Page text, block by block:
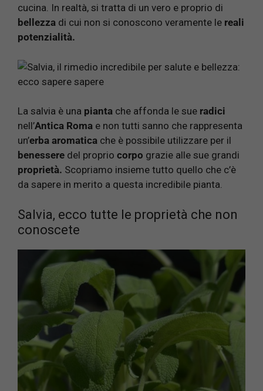
cucina. In realtà, si tratta di un vero e proprio di
bellezza di cui non si conoscono veramente le reali
potenzialità.
La salvia è una pianta che affonda le sue radici
nell’Antica Roma e non tutti sanno che rappresenta
un’erba aromatica che è possibile utilizzare per il
benessere del proprio corpo grazie alle sue grandi
proprietà. Scopriamo insieme tutto quello che c’è
da sapere in merito a questa incredibile pianta.
Salvia, ecco tutte le proprietà che non
conoscete